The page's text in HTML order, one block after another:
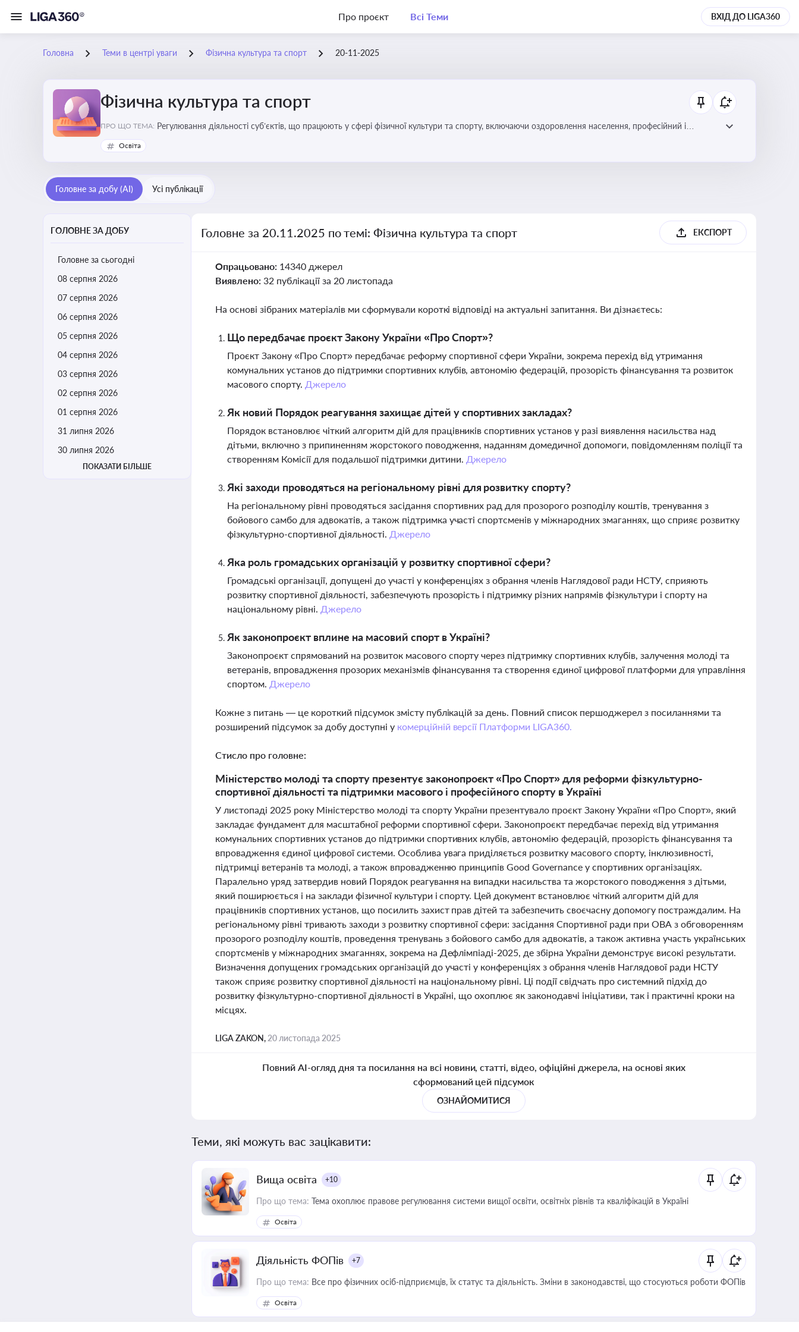
Про проєкт Всі Теми ВХІД ДО LIGA360
Головна Теми в центрі уваги Фізична культура та спорт 20-11-2025
Фізична культура та спорт
ПРО ЩО ТЕМА: Регулювання діяльності суб’єктів, що працюють у сфері фізичної культури та спорту, включаючи оздоровлення населення, професійний і
Освіта
Головне за добу (AI) Усі публікації
ГОЛОВНЕ ЗА ДОБУ
Головне за сьогодні
08 серпня 2026
07 серпня 2026
06 серпня 2026
05 серпня 2026
04 серпня 2026
03 серпня 2026
02 серпня 2026
01 серпня 2026
31 липня 2026
30 липня 2026
ПОКАЗАТИ БІЛЬШЕ
Головне за 20.11.2025 по темі: Фізична культура та спорт ЕКСПОРТ
Опрацьовано: 14340 джерел
Виявлено: 32 публікації за 20 листопада
На основі зібраних матеріалів ми сформували короткі відповіді на актуальні запитання. Ви дізнаєтесь:
Що передбачає проєкт Закону України «Про Спорт»?
Проєкт Закону «Про Спорт» передбачає реформу спортивної сфери України, зокрема перехід від утримання
комунальних установ до підтримки спортивних клубів, автономію федерацій, прозорість фінансування та розвиток
масового спорту. Джерело
Як новий Порядок реагування захищає дітей у спортивних закладах?
Порядок встановлює чіткий алгоритм дій для працівників спортивних установ у разі виявлення насильства над
дітьми, включно з припиненням жорстокого поводження, наданням домедичної допомоги, повідомленням поліції та
створенням Комісії для подальшої підтримки дитини. Джерело
Які заходи проводяться на регіональному рівні для розвитку спорту?
На регіональному рівні проводяться засідання спортивних рад для прозорого розподілу коштів, тренування з
бойового самбо для адвокатів, а також підтримка участі спортсменів у міжнародних змаганнях, що сприяє розвитку
фізкультурно-спортивної діяльності. Джерело
Яка роль громадських організацій у розвитку спортивної сфери?
Громадські організації, допущені до участі у конференціях з обрання членів Наглядової ради НСТУ, сприяють
розвитку спортивної діяльності, забезпечують прозорість і підтримку різних напрямів фізкультури і спорту на
національному рівні. Джерело
Як законопроєкт вплине на масовий спорт в Україні?
Законопроєкт спрямований на розвиток масового спорту через підтримку спортивних клубів, залучення молоді та
ветеранів, впровадження прозорих механізмів фінансування та створення єдиної цифрової платформи для управління
спортом. Джерело
Кожне з питань — це короткий підсумок змісту публікацій за день. Повний список першоджерел з посиланнями та
розширений підсумок за добу доступні у комерційній версії Платформи LIGA360.
Стисло про головне:
Міністерство молоді та спорту презентує законопроєкт «Про Спорт» для реформи фізкультурно-
спортивної діяльності та підтримки масового і професійного спорту в Україні
У листопаді 2025 року Міністерство молоді та спорту України презентувало проєкт Закону України «Про Спорт», який
закладає фундамент для масштабної реформи спортивної сфери. Законопроєкт передбачає перехід від утримання
комунальних спортивних установ до підтримки спортивних клубів, автономію федерацій, прозорість фінансування та
впровадження єдиної цифрової системи. Особлива увага приділяється розвитку масового спорту, інклюзивності,
підтримці ветеранів та молоді, а також впровадженню принципів Good Governance у спортивних організаціях.
Паралельно уряд затвердив новий Порядок реагування на випадки насильства та жорстокого поводження з дітьми,
який поширюється і на заклади фізичної культури і спорту. Цей документ встановлює чіткий алгоритм дій для
працівників спортивних установ, що посилить захист прав дітей та забезпечить своєчасну допомогу постраждалим. На
регіональному рівні тривають заходи з розвитку спортивної сфери: засідання Спортивної ради при ОВА з обговоренням
прозорого розподілу коштів, проведення тренувань з бойового самбо для адвокатів, а також активна участь українських
спортсменів у міжнародних змаганнях, зокрема на Дефлімпіаді-2025, де збірна України демонструє високі результати.
Визначення допущених громадських організацій до участі у конференціях з обрання членів Наглядової ради НСТУ
також сприяє розвитку спортивної діяльності на національному рівні. Ці події свідчать про системний підхід до
розвитку фізкультурно-спортивної діяльності в Україні, що охоплює як законодавчі ініціативи, так і практичні кроки на
місцях.
LIGA ZAKON, 20 листопада 2025
Повний AI-огляд дня та посилання на всі новини, статті, відео, офіційні джерела, на основі яких
сформований цей підсумок
ОЗНАЙОМИТИСЯ
Теми, які можуть вас зацікавити:
Вища освіта +10
Про що тема: Тема охоплює правове регулювання системи вищої освіти, освітніх рівнів та кваліфікацій в Україні
Освіта
Діяльність ФОПів +7
Про що тема: Все про фізичних осіб-підприємців, їх статус та діяльність. Зміни в законодавстві, що стосуються роботи ФОПів
Освіта